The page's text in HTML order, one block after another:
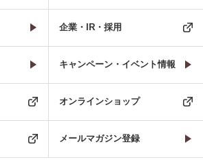
企業・IR・採用
キャンペーン・イベント情報
オンラインショップ
メールマガジン登録